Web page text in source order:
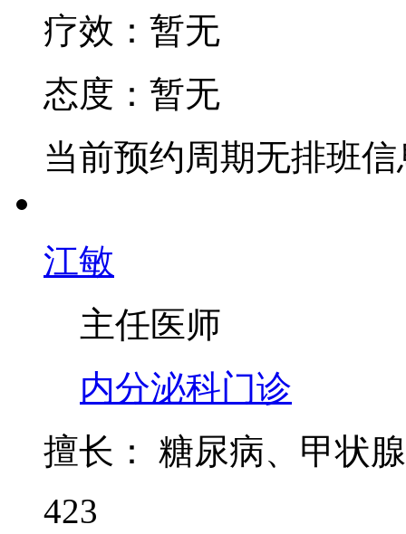
疗效： 暂无
态度： 暂无
当前预约周期无排班信
江敏
主任医师
内分泌科门诊
擅长：
糖尿病、甲状
423